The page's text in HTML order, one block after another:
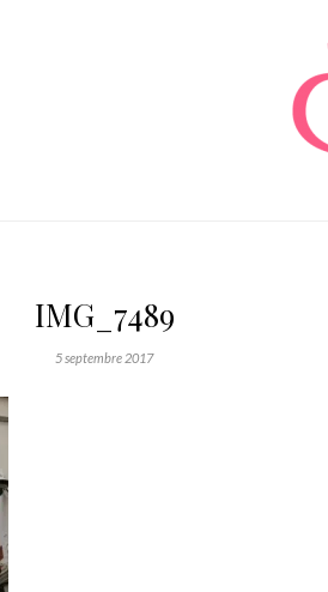
IMG_7489
5 septembre 2017